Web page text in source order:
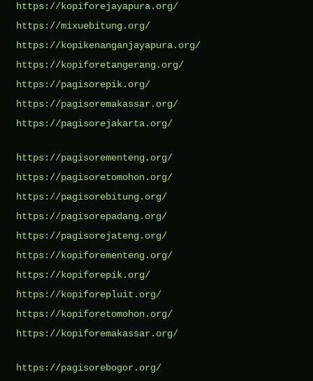
https://kopiforejayapura.org/
https://mixuebitung.org/
https://kopikenanganjayapura.org/
https://kopiforetangerang.org/
https://pagisorepik.org/
https://pagisoremakassar.org/
https://pagisorejakarta.org/
https://pagisorementeng.org/
https://pagisoretomohon.org/
https://pagisorebitung.org/
https://pagisorepadang.org/
https://pagisorejateng.org/
https://kopiforementeng.org/
https://kopiforepik.org/
https://kopiforepluit.org/
https://kopiforetomohon.org/
https://kopiforemakassar.org/
https://pagisorebogor.org/